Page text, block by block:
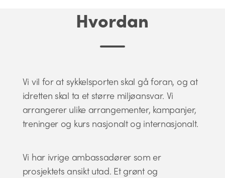
Hvordan
Vi vil for at sykkelsporten skal gå foran, og at
idretten skal ta et større miljøansvar. Vi
arrangerer ulike arrangementer, kampanjer,
treninger og kurs nasjonalt og internasjonalt.
Vi har ivrige ambassadører som er
prosjektets ansikt utad. Et grønt og